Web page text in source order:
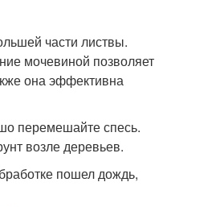
части листвы.
мочевиной позволяет
она эффективна
перемешайте спесь.
возле деревьев.
пошел дождь,